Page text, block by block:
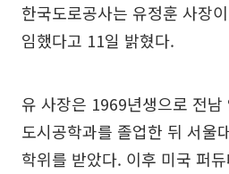
한국도로공사는 유정훈 사장
임했다고 11일 밝혔다.
유 사장은 1969년생으로 전남
도시공학과를 졸업한 뒤 서울
학위를 받았다. 이후 미국 퍼